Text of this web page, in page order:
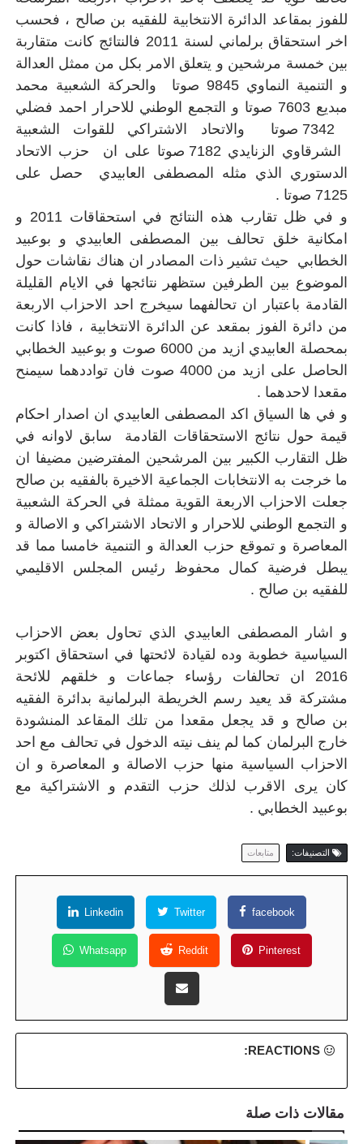
للفوز بمقاعد الدائرة الانتخابية للفقيه بن صالح ، فحسب
اخر استحقاق برلماني لسنة 2011 فالنتائج كانت متقاربة
بين خمسة مرشحين و يتعلق الامر بكل من ممثل العدالة
و التنمية النماوي 9845 صوتا والحركة الشعبية محمد
مبديع 7603 صوتا و التجمع الوطني للاحرار احمد فضلي
7342 صوتا والاتحاد الاشتراكي للقوات الشعبية
الشرقاوي الزنايدي 7182 صوتا على ان حزب الاتحاد
الدستوري الذي مثله المصطفى العابيدي حصل على
7125 صوتا .
و في ظل تقارب هذه النتائج في استحقاقات 2011 و
امكانية خلق تحالف بين المصطفى العابيدي و بوعبيد
الخطابي حيث تشير ذات المصادر ان هناك نقاشات حول
الموضوع بين الطرفين ستظهر نتائجها في الايام القليلة
القادمة باعتبار ان تحالفهما سيخرج احد الاحزاب الاربعة
من دائرة الفوز بمقعد عن الدائرة الانتخابية ، فاذا كانت
بمحصلة العابيدي ازيد من 6000 صوت و بوعبيد الخطابي
الحاصل على ازيد من 4000 صوت فان تواددهما سيمنح
مقعدا لاحدهما .
و في ها السياق اكد المصطفى العابيدي ان اصدار احكام
قيمة حول نتائج الاستحقاقات القادمة سابق لاوانه في
ظل التقارب الكبير بين المرشحين المفترضين مضيفا ان
ما خرجت به الانتخابات الجماعية الاخيرة بالفقيه بن صالح
جعلت الاحزاب الاربعة القوية ممثلة في الحركة الشعبية
و التجمع الوطني للاحرار و الاتحاد الاشتراكي و الاصالة و
المعاصرة و تموقع حزب العدالة و التنمية خامسا مما قد
يبطل فرضية كمال محفوظ رئيس المجلس الاقليمي
للفقيه بن صالح .
و اشار المصطفى العابيدي الذي تحاول بعض الاحزاب
السياسية خطوبة وده لقيادة لائحتها في استحقاق اكتوبر
2016 ان تحالفات رؤساء جماعات و خلقهم للائحة
مشتركة قد يعيد رسم الخريطة البرلمانية بدائرة الفقيه
بن صالح و قد يجعل مقعدا من تلك المقاعد المنشودة
خارج البرلمان كما لم ينف نيته الدخول في تحالف مع احد
الاحزاب السياسية منها حزب الاصالة و المعاصرة و ان
كان يرى الاقرب لذلك حزب التقدم و الاشتراكية مع
بوعبيد الخطابي .
التصنيفات: متابعات
facebook
Twitter
Linkedin
Pinterest
Reddit
Whatsapp
REACTIONS:
مقالات ذات صلة